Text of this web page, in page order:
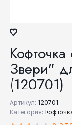
Звери"
(120701)
Артикул: 120701
Категория: